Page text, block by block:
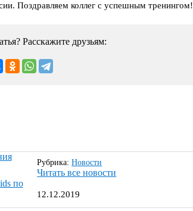
Поздравляем коллег с успешным тренингом!
Расскажите друзьям:
по
Рубрика:Новости
Читать все новости
12.12.2019